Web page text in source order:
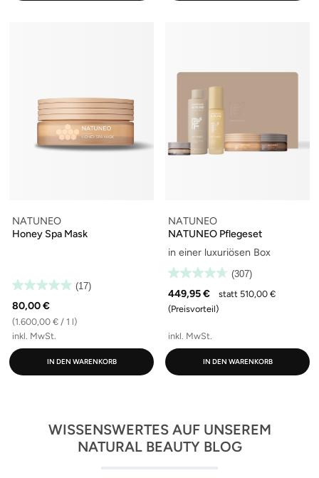
NATUNEO
Honey Spa Mask
(17)
80,00 €
(1.600,00 € / 1 l)
inkl. MwSt.
IN DEN WARENKORB
NATUNEO
NATUNEO Pflegeset
in einer luxuriösen Box
(307)
449,95 €
statt 510,00 €
(Preisvorteil)
inkl. MwSt.
IN DEN WARENKORB
WISSENSWERTES AUF UNSEREM
NATURAL BEAUTY BLOG